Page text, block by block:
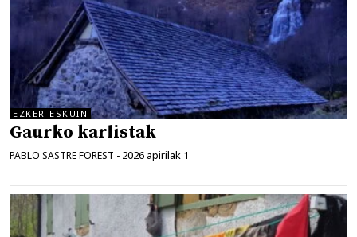
EZKER-ESKUIN
Gaurko karlistak
PABLO SASTRE FOREST - 2026 apirilak 1